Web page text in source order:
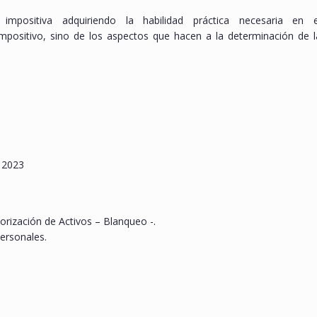
adquiriendo la habilidad práctica necesaria en
sino de los aspectos que hacen a la determinación de
de Activos – Blanqueo -.